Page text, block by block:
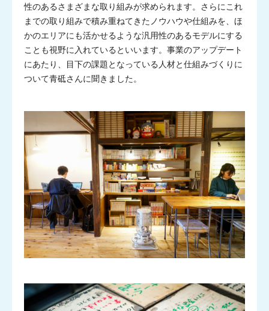
性のあるさまざまな取り組みが求められます。さらにこれ
までの取り組みで積み重ねてきたノウハウや仕組みを、ほ
かのエリアにも活かせるような汎用性のあるモデルにする
ことも視野に入れているといいます。事業のアップデート
にあたり、目下の課題となっている人材と仕組みづくりに
ついて青砥さんに聞きました。